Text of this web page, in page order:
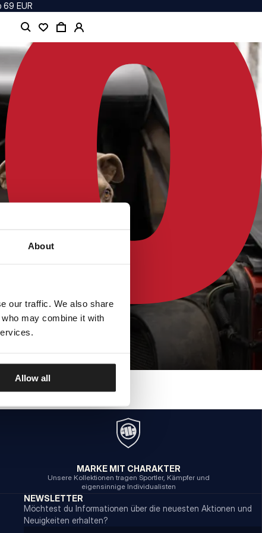
About
our traffic. We also share
may combine it with
Allow all
69 EUR
MARKE MIT CHARAKTER
Unsere Kollektionen tragen Sportler, Kämpfer und
eigensinnige Individualisten
NEWSLETTER
Möchtest du Informationen über die neuesten Aktionen und
Neuigkeiten erhalten?